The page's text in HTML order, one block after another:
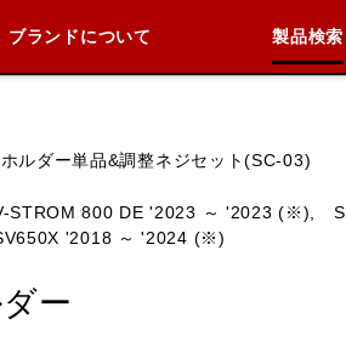
ブランドについて 製品検索
ルダー単品&調整ネジセット(SC-03)
STROM 800 DE '2023 ～ '2023 (※),
'2018 ～ '2024 (※)
ー